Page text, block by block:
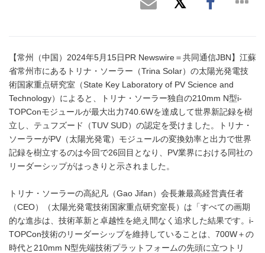
【常州（中国）2024年5月15日PR Newswire＝共同通信JBN】江蘇
省常州市にあるトリナ・ソーラー（Trina Solar）の太陽光発電技
術国家重点研究室（State Key Laboratory of PV Science and
Technology）によると、トリナ・ソーラー独自の210mm N型i-
TOPConモジュールが最大出力740.6Wを達成して世界新記録を樹
立し、テュフズード（TUV SUD）の認定を受けました。トリナ・
ソーラーがPV（太陽光発電）モジュールの変換効率と出力で世界
記録を樹立するのは今回で26回目となり、PV業界における同社の
リーダーシップがはっきりと示されました。
トリナ・ソーラーの高紀凡（Gao Jifan）会長兼最高経営責任者
（CEO）（太陽光発電技術国家重点研究室長）は「すべての画期
的な進歩は、技術革新と卓越性を絶え間なく追求した結果です。i-
TOPCon技術のリーダーシップを維持していることは、700W＋の
時代と210mm N型先端技術プラットフォームの先頭に立つトリ